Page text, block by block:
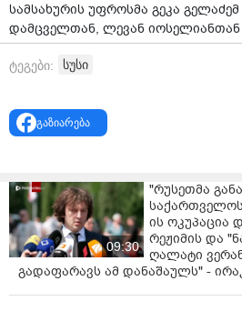
სამსახურის უფროსმა გეკა
დამცველთან, ლევან იოსელიანთან
გამართა.შეხვედრაზე განიხილეს
უფლებებისა და უსაფრთხოების
ტერიტორიებსა და საოკუპაციო
არსებულ ვითარებას.გეკა გელაძემ
მნიშვნელოვანია ორ ინსტიტუციას
თანამშრომლობის გაღრმავება.
ადამიანის უფლებებისა და მათი
დაცვა სახელმწიფო უსაფრთხოების
პრიორიტეტულ საკითხს
ტეგები: სუსი
გაზიარება
09:30
"რუსეთმა
ის ოკუპაცია
რეჟიმის და
ღალატი
გადაფარავს ამ დანაშაულს" -